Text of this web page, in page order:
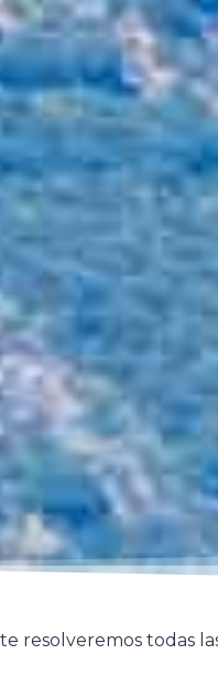
te resolveremos